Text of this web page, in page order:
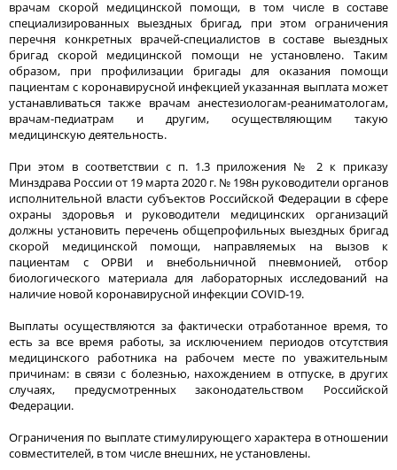
врачам скорой медицинской помощи, в том числе в составе
специализированных выездных бригад, при этом ограничения
перечня конкретных врачей-специалистов в составе выездных
бригад скорой медицинской помощи не установлено. Таким
образом, при профилизации бригады для оказания помощи
пациентам с коронавирусной инфекцией указанная выплата может
устанавливаться также врачам анестезиологам-реаниматологам,
врачам-педиатрам и другим, осуществляющим такую
медицинскую деятельность.
При этом в соответствии с п. 1.3 приложения № 2 к приказу
Минздрава России от 19 марта 2020 г. № 198н руководители органов
исполнительной власти субъектов Российской Федерации в сфере
охраны здоровья и руководители медицинских организаций
должны установить перечень общепрофильных выездных бригад
скорой медицинской помощи, направляемых на вызов к
пациентам с ОРВИ и внебольничной пневмонией, отбор
биологического материала для лабораторных исследований на
наличие новой коронавирусной инфекции COVID-19.
Выплаты осуществляются за фактически отработанное время, то
есть за все время работы, за исключением периодов отсутствия
медицинского работника на рабочем месте по уважительным
причинам: в связи с болезнью, нахождением в отпуске, в других
случаях, предусмотренных законодательством Российской
Федерации.
Ограничения по выплате стимулирующего характера в отношении
совместителей, в том числе внешних, не установлены.